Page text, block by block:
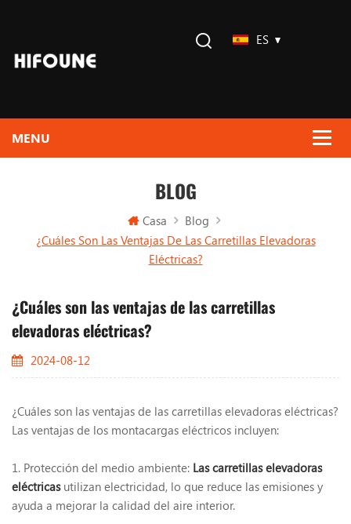
ES
BLOG
Casa
Blog
¿Cuáles Son Las Ventajas De Las Carretillas Elevadoras
Eléctricas?
¿Cuáles son las ventajas de las carretillas
elevadoras eléctricas?
2024-08-12
¿Cuáles son las ventajas de las carretillas elevadoras eléctricas?
Las ventajas de los montacargas eléctricos incluyen:
1. Protección del medio ambiente: Las carretillas elevadoras
eléctricasutilizan electricidad, lo que reduce las emisiones y
ayuda a mejorar la calidad del aire interior.